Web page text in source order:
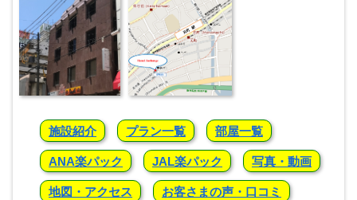
施設紹介 プラン一覧 部屋一覧
ANA楽パック JAL楽パック 写真・動画
地図・アクセス お客さまの声・口コミ